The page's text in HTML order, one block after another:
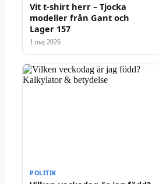
Vit t-shirt herr – Tjocka
modeller från Gant och
Lager 157
1 maj 2026
POLITIK